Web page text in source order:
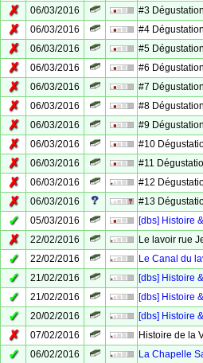
✗ 06/03/2016
#3
✗ 06/03/2016
#4
✗ 06/03/2016
#5
✗ 06/03/2016
#6
✗ 06/03/2016
#7
✗ 06/03/2016
#8
✗ 06/03/2016
#9
✗ 06/03/2016
#10
✗ 06/03/2016
#11
✗ 06/03/2016
#12
✗ 06/03/2016
#13
✓ 05/03/2016
[dbs] Histoire
✗ 22/02/2016
Le lavoir rue
✓ 22/02/2016
Le Canal du
✓ 21/02/2016
[dbs] Histoire
✓ 21/02/2016
[dbs] Histoire
✓ 20/02/2016
[dbs] Histoire
✗ 07/02/2016
Histoire de la
✓ 06/02/2016
La Chapelle